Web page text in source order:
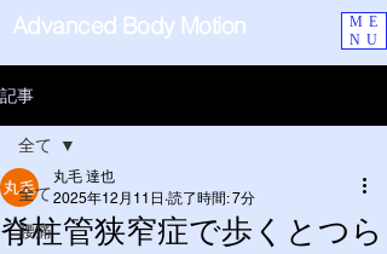
ME
NU
Advanced Body Motion
記事
全て
腰痛
全て
脊柱管狭窄症で歩くとつら
丸毛 達也
2025年12月11日 読了時間: 7分